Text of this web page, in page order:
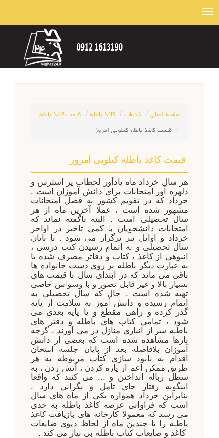
صفحه اصلی خدمات کاغذ باطله
قیمت کاغذ باطله
قیمت کاغذ باطله کیلویی امروز
قیمت کاغذ باطله کیلویی امروز
هر سال خرداد ماه یادآور لحظات پر استرس و
دلهره آور امتحانات برای دانش آموزان است .
خرداد که در تقویم کشور به فصل امتحانات
مشهور شده است ، عملا آخرین ماه از هر
سال تحصیلی است . البته ناگفته نماند که
امتحانات دانشجویان با کمی تاخیر در اواخر
خرداد و اوایل تیر برگزار می شود . با پایان
سال تحصیلی و به اتمام رسیدن کتب درسی ،
انبوهی از کاغذ ، کتاب و دفاتر مصرف شده یا
به عبارت دیگر باطله بر روی دست خانواده ها
باقی می ماند که در ابتدای سال با قیمت های
بسیار بالا و غیر قابل تصور و با وسواس خاصی
تهیه شده است . حال که سال تحصیلی به
اتمام رسیده و دانش آموز به سلامت از پایه
گذر کرده و راهی مقطع و یا پایه بعدی می
شود ، تمامی کتاب های باطله و دفتر های
باطله سر از انباری منازل در می آورند . گرچه
بارها مشاهده شده است که بعضی از دانش
آموزان بلافاصله بعد از پایان جلسه امتحان
اقدام به نابود سازی کتاب مربوطه به هر
طریق ممکن اعم از پاره کردن ، آتش زدن ، به
سطل زباله انداختن و ... می کنند که واقعا
اینگونه رفتار جای تامل و نگرانی دارد .
بنابراین خرداد همواره یکی از ماه های سال
است که فراوانی عرضه کاغذ باطله به حدی
می رسد که معمولا کارخانه های بازیافت کاغذ
باطله را تا چندین ماه از لحاظ دپوی ضایعات
کاغذ و ضایعات کتاب باطله بی نیاز می کند .